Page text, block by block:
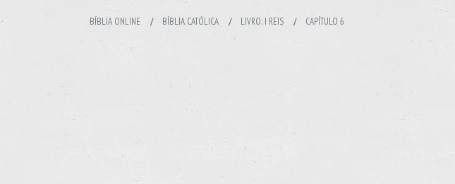
BÍBLIA ONLINE / BÍBLIA CATÓLICA / LIVRO: I REIS / CAPÍTULO 6